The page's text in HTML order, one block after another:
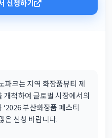
신청하기
파크는 지역 화장품뷰티 제
개척하여 글로벌 시장에서의
부산화장품 페스티
은 신청 바랍니다.